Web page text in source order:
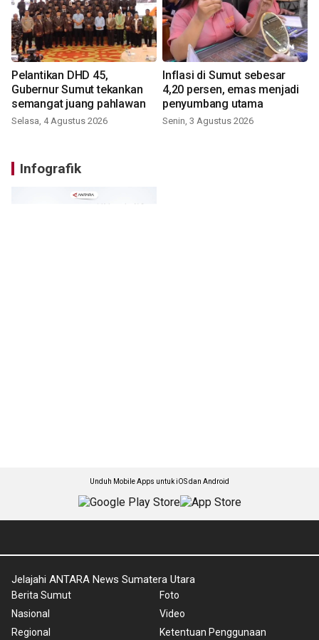
Pelantikan DHD 45,
Gubernur Sumut tekankan
semangat juang pahlawan
Selasa, 4 Agustus 2026
Inflasi di Sumut sebesar
4,20 persen, emas menjadi
penyumbang utama
Senin, 3 Agustus 2026
Infografik
Unduh Mobile Apps untuk iOS dan Android
Jelajahi ANTARA News Sumatera Utara
Berita Sumut
Nasional
Regional
Foto
Video
Ketentuan Penggunaan